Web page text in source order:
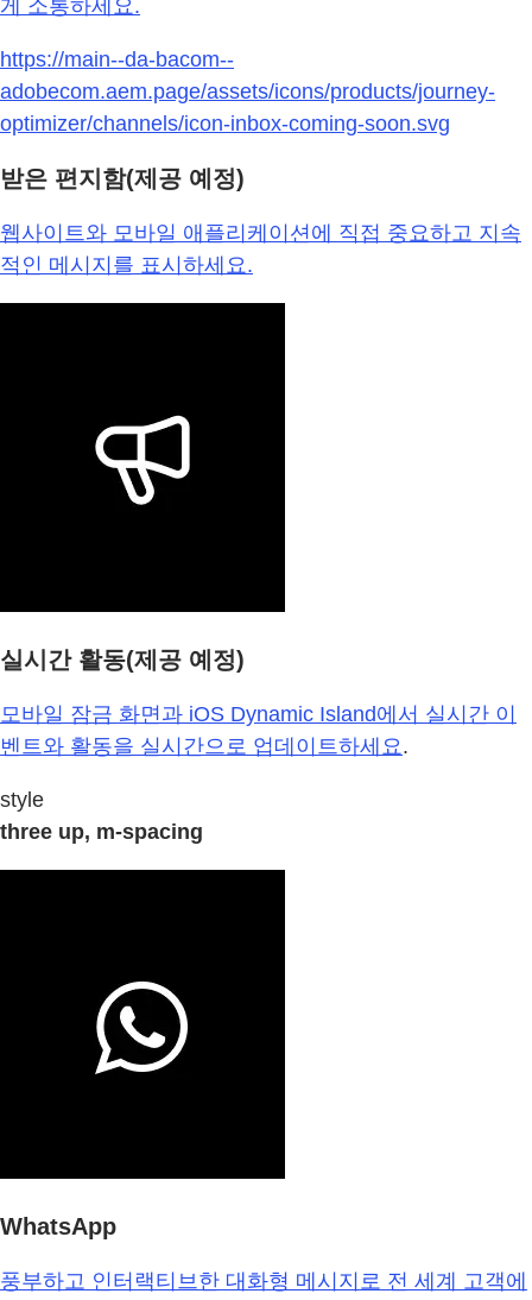
게 소통하세요.
https://main--da-bacom--
adobecom.aem.page/assets/icons/products/journey-
optimizer/channels/icon-inbox-coming-soon.svg
받은 편지함(제공 예정)
웹사이트와 모바일 애플리케이션에 직접 중요하고 지속
적인 메시지를 표시하세요.
실시간 활동(제공 예정)
모바일 잠금 화면과 iOS Dynamic Island에서 실시간 이
벤트와 활동을 실시간으로 업데이트하세요.
style
three up, m-spacing
WhatsApp
풍부하고 인터랙티브한 대화형 메시지로 전 세계 고객에